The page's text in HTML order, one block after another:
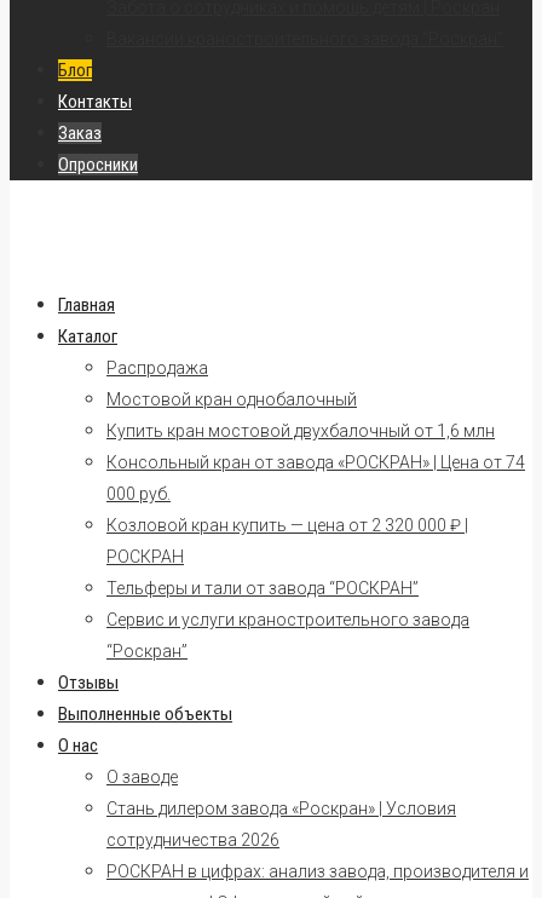
Блог
Контакты
Заказ
Опросники
Главная
Каталог
Распродажа
Мостовой кран однобалочный
Купить кран мостовой двухбалочный от 1,6 млн
Консольный кран от завода «РОСКРАН» | Цена от 74
000 руб.
Козловой кран купить — цена от 2 320 000 ₽ |
РОСКРАН
Тельферы и тали от завода “РОСКРАН”
Сервис и услуги краностроительного завода
“Роскран”
Отзывы
Выполненные объекты
О нас
О заводе
Стань дилером завода «Роскран» | Условия
сотрудничества 2026
РОСКРАН в цифрах: анализ завода, производителя и